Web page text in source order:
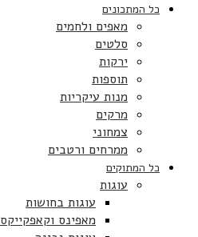
כל המתכונים
מאפים ולחמים
סלטים
ירקות
תוספות
מנות עיקריות
מרקים
צמחוני
ממרחים ורטבים
כל המתוקים
עוגות
עוגות בחושות
מאפינס וקאפקייקס